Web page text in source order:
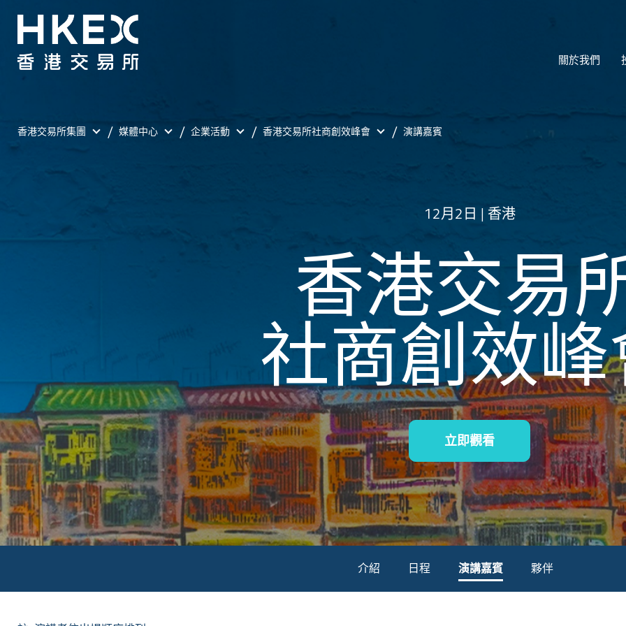
關於我們
香港交易所集團 媒體中心 企業活動 香港交易所社商創效峰會 演講嘉賓
12月2日 | 香港
香港交易
社商創效
立即觀看
介紹 日程 演講嘉賓 夥伴